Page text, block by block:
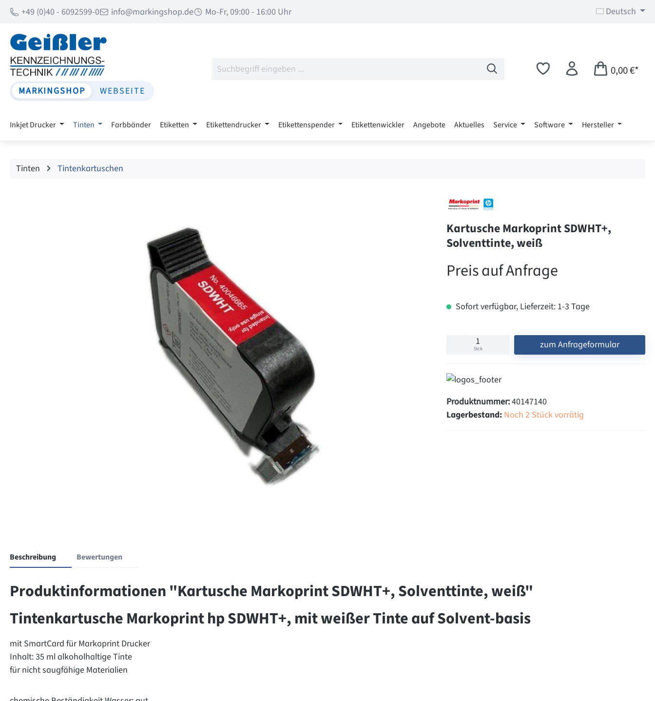
Hauptinhalt springen
Zur Suche springen
Zur Hauptnavigation springen
+49 (0)40 - 6092599-0 info@markingshop.de Mo-Fr, 09:00 - 16:00 Uhr Deutsch
MARKINGSHOP WEBSEITE
0,00 €*
Inkjet Drucker Tinten Farbbänder Etiketten Etikettendrucker Etikettenspender Etikettenwickler Angebote Aktuelles Service Software Hersteller
Tinten Tintenkartuschen
Kartusche Markoprint SDWHT+,
Solventtinte, weiß
Preis auf Anfrage
Sofort verfügbar, Lieferzeit: 1-3 Tage
Stck zum Anfrageformular
Produktnummer:40147140
Lagerbestand: Noch 2 Stück vorrätig
Beschreibung Bewertungen
Produktinformationen "Kartusche Markoprint SDWHT+, Solventtinte, weiß"
Tintenkartusche Markoprint hp SDWHT+, mit weißer Tinte auf Solvent-basis
mit SmartCard für Markoprint Drucker
Inhalt: 35 ml alkoholhaltige Tinte
für nicht saugfähige Materialien